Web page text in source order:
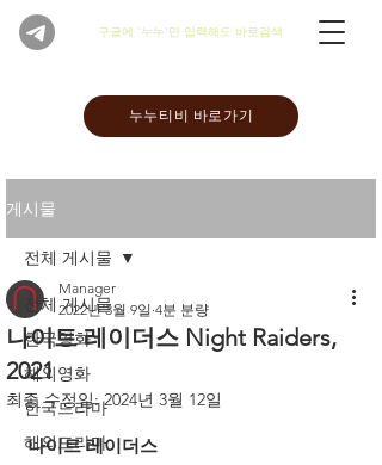
​구글에 '누누'만 입력해도 바로검색
누누티비 바로가기
게시물
전체 게시물
한국영화
해외영화
한국드라마
해외드라마
전체 게시물
나이트 레이더스 Night Raiders,
2021
Manager
2022년 3월 9일 4분 분량
최종 수정일:2024년 3월 12일
나이트 레이더스